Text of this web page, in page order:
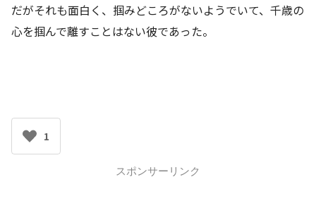
だがそれも面白く、掴みどころがないようでいて、千歳の
心を掴んで離すことはない彼であった。
1
スポンサーリンク